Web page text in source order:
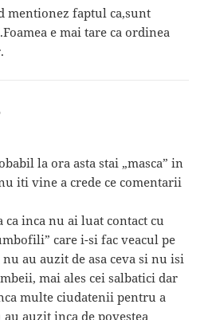
mentionez faptul ca,sunt
e mai tare ca ordinea
la ora asta stai „masca” in
iti vine a crede ce comentarii
ca inca nu ai luat contact cu
care i-si fac veacul pe
au auzit de asa ceva si nu isi
mai ales cei salbatici dar
multe ciudatenii pentru a
auzit inca de povestea